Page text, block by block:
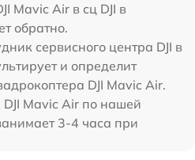
Mavic Air в сц DJI в
обратно.
сервисного центра DJI в
и определит
DJI Mavic Air.
Mavic Air по нашей
3-4 часа при